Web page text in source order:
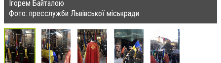
Ігорем Байталою
Фото: пресслужби Львівської міськради